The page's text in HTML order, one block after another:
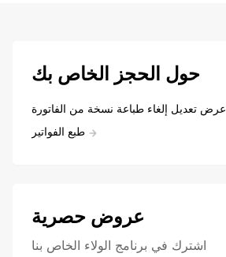
حول الحجز الخاص بك
عرض تعديل إلغاء طباعة نسخة من الفاتورة
طبع الفواتير
عروض حصرية
اشترك في برنامج الولاء الخاص بنا